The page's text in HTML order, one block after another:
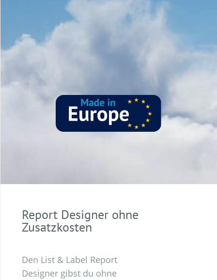
Report Designer ohne
Zusatzkosten
Den List & Label Report
Designer gibst du ohne